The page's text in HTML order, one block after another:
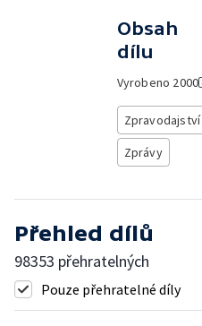
Obsah
dílu
Vyrobeno 2000
Zpravodajství
Zprávy
Přehled dílů
98353 přehratelných
Pouze přehratelné díly